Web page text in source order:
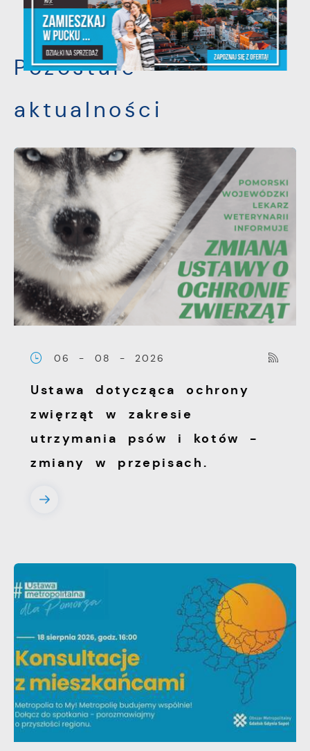
POPRZEDNI NASTĘPNY
Pozostałe
aktualności
06 - 08 - 2026
Ustawa dotycząca ochrony
zwięrząt w zakresie
utrzymania psów i kotów -
zmiany w przepisach.